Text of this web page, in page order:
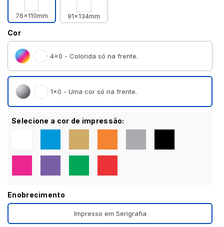
76x110mm 91x134mm
Cor
4×0 - Colorida só na frente.
1×0 - Uma cor só na frente.
Selecione a cor de impressão:
Enobrecimento
Impresso em Serigrafia